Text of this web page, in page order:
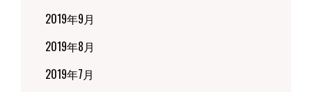
2019年9月
2019年8月
2019年7月